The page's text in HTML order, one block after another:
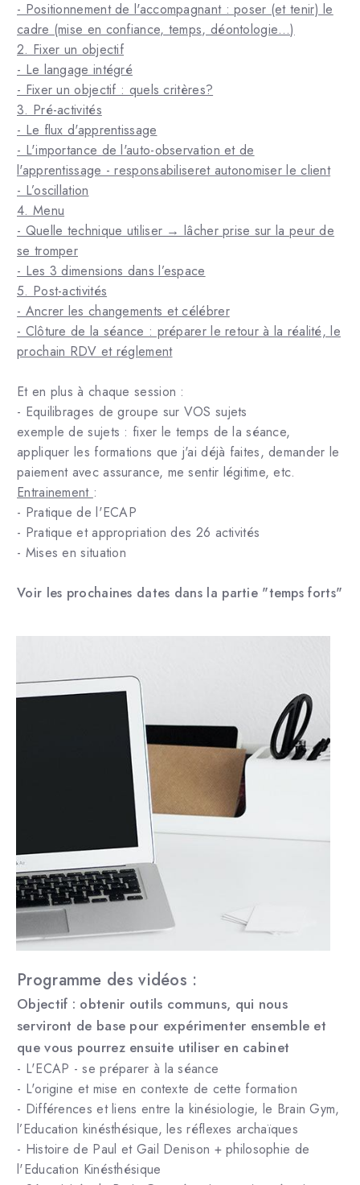
- Positionnement de l'accompagnant : poser (et tenir) le
cadre (mise en confiance, temps, déontologie…)
2. Fixer un objectif
- Le langage intégré
- Fixer un objectif : quels critères?
3. Pré-activités
- Le flux d'apprentissage
- L'importance de l'auto-observation et de
l'apprentissage - responsabiliseret autonomiser le client
- L’oscillation
4. Menu
- Quelle technique utiliser → lâcher prise sur la peur de
se tromper
- Les 3 dimensions dans l’espace
5. Post-activités
- Ancrer les changements et célébrer
- Clôture de la séance : préparer le retour à la réalité, le
prochain RDV et réglement
Et en plus à chaque session :
- Equilibrages de groupe sur VOS sujets
exemple de sujets : fixer le temps de la séance,
appliquer les formations que j'ai déjà faites, demander le
paiement avec assurance, me sentir légitime, etc.
Entrainement :
- Pratique de l'ECAP
- Pratique et appropriation des 26 activités
- Mises en situation
Voir les prochaines dates dans la partie "temps forts"
Programme des vidéos :
Objectif : obtenir outils communs, qui nous
serviront de base pour expérimenter ensemble et
que vous pourrez ensuite utiliser en cabinet
- L'ECAP - se préparer à la séance
- L'origine et mise en contexte de cette formation
- Différences et liens entre la kinésiologie, le Brain Gym,
l’Education kinésthésique, les réflexes archaïques
- Histoire de Paul et Gail Denison + philosophie de
l'Education Kinésthésique